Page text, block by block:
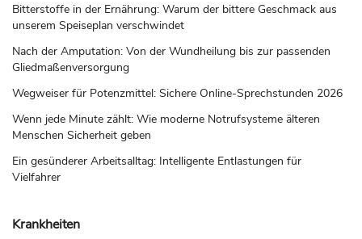
Bitterstoffe in der Ernährung: Warum der bittere Geschmack aus
unserem Speiseplan verschwindet
Nach der Amputation: Von der Wundheilung bis zur passenden
Gliedmaßenversorgung
Wegweiser für Potenzmittel: Sichere Online-Sprechstunden 2026
Wenn jede Minute zählt: Wie moderne Notrufsysteme älteren
Menschen Sicherheit geben
Ein gesünderer Arbeitsalltag: Intelligente Entlastungen für
Vielfahrer
Krankheiten